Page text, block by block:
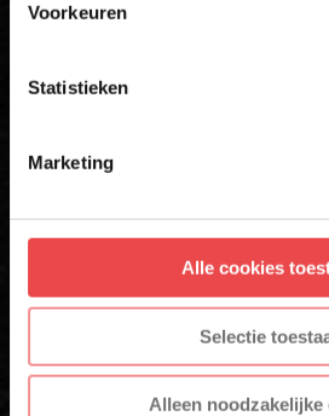
Voorkeuren
Statistieken
Marketing
Alle cookies
Selectie
Alleen noodzakelijke
* Alleen voor nieuwe inschrijvers, korting
afgeprijsde producten.
* Alleen voor eerste inschrijvers. Korting niet
producten
ACHTERNAAM
Download de